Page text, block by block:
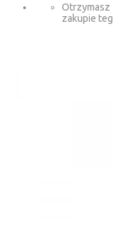
Otrzymasz
zakupie